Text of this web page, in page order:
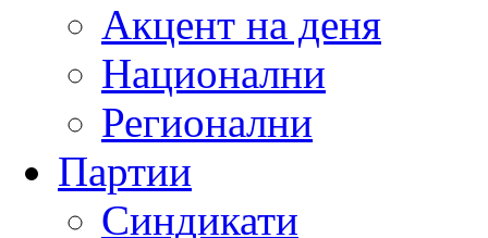
Акцент на деня
Национални
Регионални
Партии
Синдикати